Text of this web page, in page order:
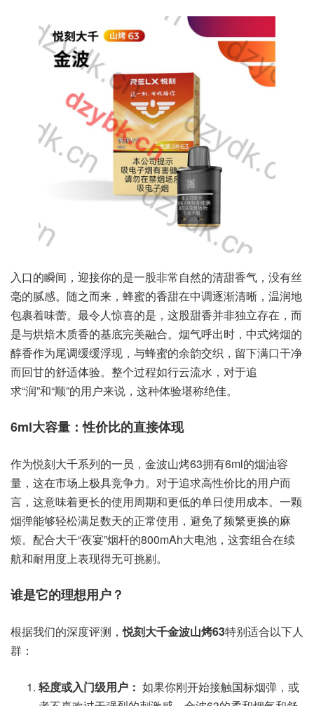
入口的瞬间，迎接你的是一股非常自然的清甜香气，没有丝
毫的腻感。随之而来，蜂蜜的香甜在中调逐渐清晰，温润地
包裹着味蕾。最令人惊喜的是，这股甜香并非独立存在，而
是与烘焙木质香的基底完美融合。烟气呼出时，中式烤烟的
醇香作为尾调缓缓浮现，与蜂蜜的余韵交织，留下满口干净
而回甘的舒适体验。整个过程如行云流水，对于追
求“润”和“顺”的用户来说，这种体验堪称绝佳。
6ml大容量：性价比的直接体现
作为悦刻大千系列的一员，金波山烤63拥有6ml的烟油容
量，这在市场上极具竞争力。对于追求高性价比的用户而
言，这意味着更长的使用周期和更低的单日使用成本。一颗
烟弹能够轻松满足数天的正常使用，避免了频繁更换的麻
烦。配合大千“夜宴”烟杆的800mAh大电池，这套组合在续
航和耐用度上表现得无可挑剔。
谁是它的理想用户？
根据我们的深度评测，悦刻大千金波山烤63特别适合以下人
群：
轻度或入门级用户： 如果你刚开始接触国标烟弹，或